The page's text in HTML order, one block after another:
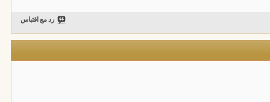
رد مع اقتباس